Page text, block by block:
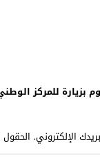
للمركز
الإلكتروني. الحقول